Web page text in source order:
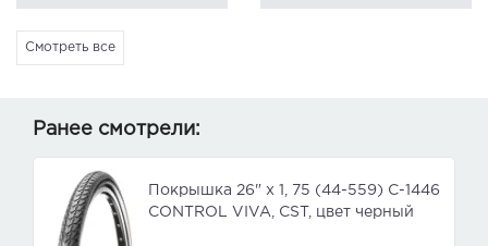
Смотреть все
Ранее смотрели:
Покрышка 26" x 1, 75 (44-559) C-1446
CONTROL VIVA, CST, цвет черный